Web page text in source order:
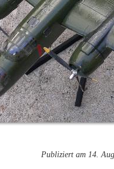
Publiziert am 14.